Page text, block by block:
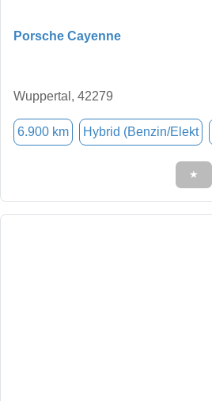
Porsche Cayenne
Wuppertal, 42279
6.900 km Hybrid (Benzin/Elekt
★